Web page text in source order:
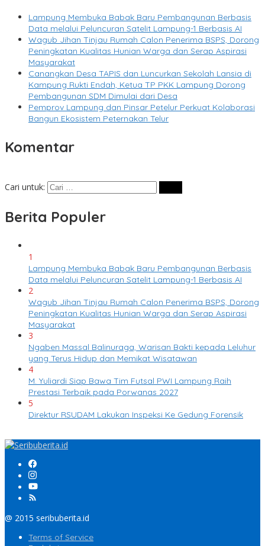
Lampung Membuka Babak Baru Pembangunan Berbasis
Data melalui Peluncuran Satelit Lampung-1 Berbasis AI
Wagub Jihan Tinjau Rumah Calon Penerima BSPS, Dorong
Peningkatan Kualitas Hunian Warga dan Serap Aspirasi
Masyarakat
Canangkan Desa TAPIS dan Luncurkan Sekolah Lansia di
Kampung Rukti Endah, Ketua TP PKK Lampung Dorong
Pembangunan SDM Dimulai dari Desa
Pemprov Lampung dan Pinsar Petelur Perkuat Kolaborasi
Bangun Ekosistem Peternakan Telur
Komentar
Cari untuk:
Berita Populer
1
Lampung Membuka Babak Baru Pembangunan Berbasis
Data melalui Peluncuran Satelit Lampung-1 Berbasis AI
2
Wagub Jihan Tinjau Rumah Calon Penerima BSPS, Dorong
Peningkatan Kualitas Hunian Warga dan Serap Aspirasi
Masyarakat
3
Ngaben Massal Balinuraga, Warisan Bakti kepada Leluhur
yang Terus Hidup dan Memikat Wisatawan
4
M. Yuliardi Siap Bawa Tim Futsal PWI Lampung Raih
Prestasi Terbaik pada Porwanas 2027
5
Direktur RSUDAM Lakukan Inspeksi Ke Gedung Forensik
@ 2015 seribuberita.id
Terms of Service